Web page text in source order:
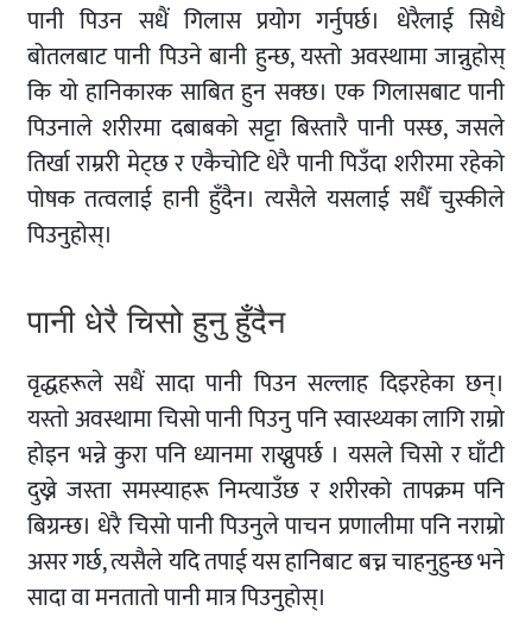
पानी पिउन सधैं गिलास प्रयोग गर्नुपर्छ। धेरैलाई सिधै
बोतलबाट पानी पिउने बानी हुन्छ, यस्तो अवस्थामा जान्नुहोस्
कि यो हानिकारक साबित हुन सक्छ। एक गिलासबाट पानी
पिउनाले शरीरमा दबाबको सट्टा बिस्तारै पानी पस्छ, जसले
तिर्खा राम्ररी मेट्छ र एकैचोटि धेरै पानी पिउँदा शरीरमा रहेको
पोषक तत्वलाई हानी हुँदैन। त्यसैले यसलाई सधैँ चुस्कीले
पिउनुहोस्।
पानी धेरै चिसो हुनु हुँदैन
वृद्धहरूले सधैं सादा पानी पिउन सल्लाह दिइरहेका छन्।
यस्तो अवस्थामा चिसो पानी पिउनु पनि स्वास्थ्यका लागि राम्रो
होइन भन्ने कुरा पनि ध्यानमा राख्नुपर्छ । यसले चिसो र घाँटी
दुख्ने जस्ता समस्याहरू निम्त्याउँछ र शरीरको तापक्रम पनि
बिग्रन्छ। धेरै चिसो पानी पिउनुले पाचन प्रणालीमा पनि नराम्रो
असर गर्छ, त्यसैले यदि तपाई यस हानिबाट बच्न चाहनुहुन्छ भने
सादा वा मनतातो पानी मात्र पिउनुहोस्।